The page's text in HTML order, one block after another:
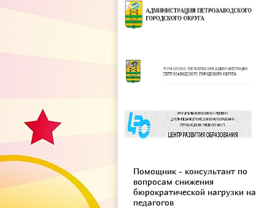
Помощник - консультант по
вопросам снижения
бюрократической нагрузки на
педагогов